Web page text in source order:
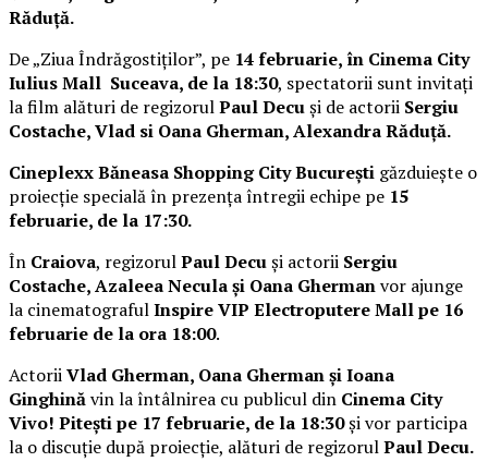
Răduță.
De „Ziua Îndrăgostiților”, pe 14 februarie, în Cinema City
Iulius Mall Suceava, de la 18:30, spectatorii sunt invitați
la film alături de regizorulPaul Decuși de actorii Sergiu
Costache, Vlad si Oana Gherman, Alexandra Răduță.
Cineplexx Băneasa Shopping City București găzduiește o
proiecție specială în prezența întregii echipe pe 15
februarie, de la 17:30.
În Craiova, regizorulPaul Decuși actorii Sergiu
Costache, Azaleea Necula și Oana Ghermanvor ajunge
la cinematografulInspire VIP Electroputere Mall pe 16
februarie de la ora 18:00.
ActoriiVlad Gherman, Oana Gherman și Ioana
Ginghinăvin la întâlnirea cu publicul din Cinema City
Vivo! Pitești pe 17 februarie, de la 18:30și vor participa
la o discuție după proiecție, alături de regizorulPaul Decu.